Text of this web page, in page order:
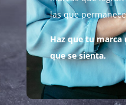
las que
Haz que tu marca
que se sienta.